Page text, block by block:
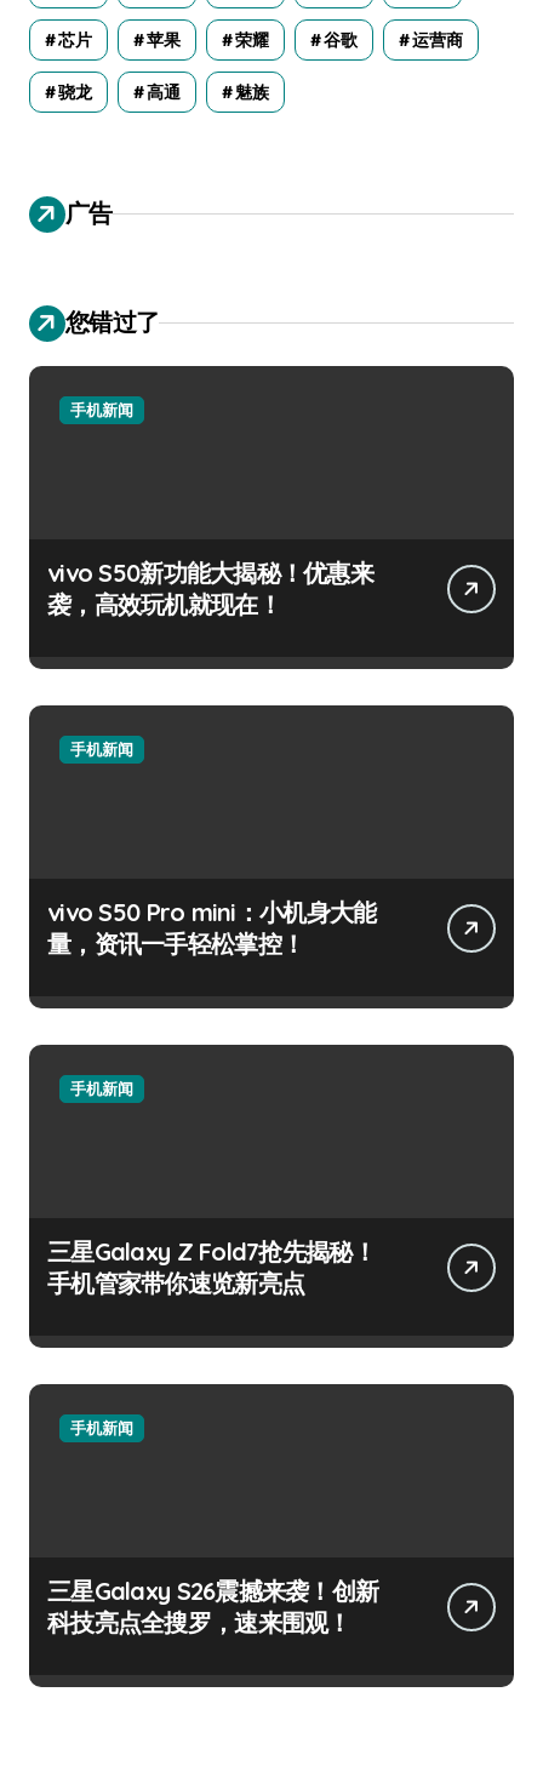
芯片 苹果 荣耀 谷歌 运营商
骁龙 高通 魅族
广告
您错过了
手机新闻
vivo S50新功能大揭秘！优惠来
袭，高效玩机就现在！
手机新闻
vivo S50 Pro mini：小机身大能
量，资讯一手轻松掌控！
手机新闻
三星Galaxy Z Fold7抢先揭秘！
手机管家带你速览新亮点
手机新闻
三星Galaxy S26震撼来袭！创新
科技亮点全搜罗，速来围观！